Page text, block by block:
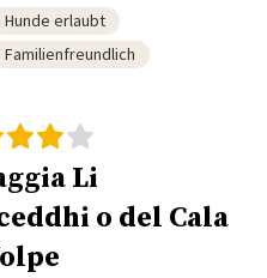
Hunde erlaubt
Familienfreundlich
Li
o del Cala